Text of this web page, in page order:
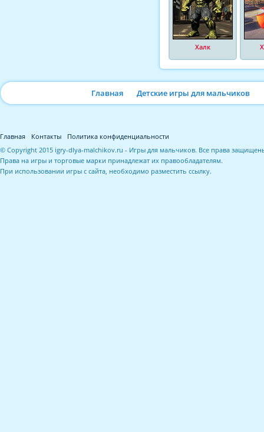
Халк
Главная Детские игры для мальчиков
Главная Контакты
Политика конфиденциальности
© Copyright 2015 igry-dlya-malchikov.ru - Игры для мальчиков. Все права
Права на игры и торговые марки принадлежат их правообладателям.
При использовании игры с сайта, необходимо разместить ссылку.